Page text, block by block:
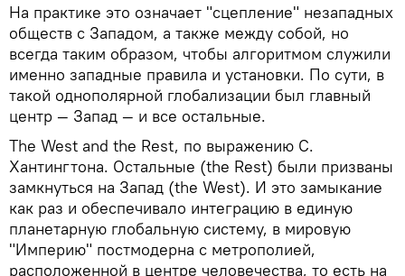
На практике это означает "сцепление" незападных
обществ с Западом, а также между собой, но
всегда таким образом, чтобы алгоритмом служили
именно западные правила и установки. По сути, в
такой однополярной глобализации был главный
центр — Запад — и все остальные.
The West and the Rest, по выражению С.
Хантингтона. Остальные (the Rest) были призваны
замкнуться на Запад (the West). И это замыкание
как раз и обеспечивало интеграцию в единую
планетарную глобальную систему, в мировую
"Империю" постмодерна с метрополией,
расположенной в центре человечества, то есть на